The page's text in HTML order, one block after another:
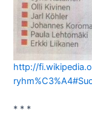
http://
* * *